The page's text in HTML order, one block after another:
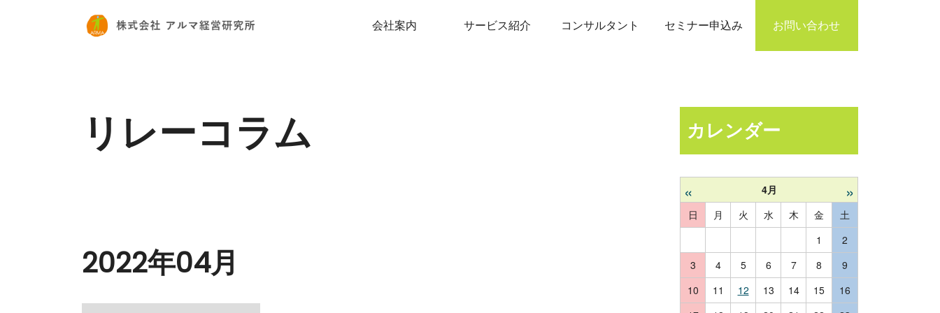
会社案内 サービス紹介 コンサルタント セミナー申込み お問い合わせ
リレーコラム
2022年04月
カレンダー
« 4月 »
日 月 火 水 木 金
土
1
2
3
4 5 6 7 8
9
10
11 12 13 14 15
16